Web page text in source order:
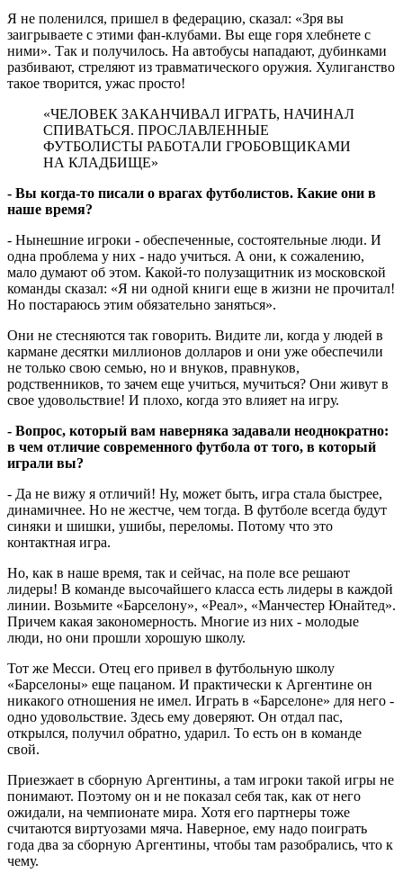
Я не поленился, пришел в федерацию, сказал: «Зря вы
заигрываете с этими фан-клубами. Вы еще горя хлебнете с
ними». Так и получилось. На автобусы нападают, дубинками
разбивают, стреляют из травматического оружия. Хулиганство
такое творится, ужас просто!
«ЧЕЛОВЕК ЗАКАНЧИВАЛ ИГРАТЬ, НАЧИНАЛ
СПИВАТЬСЯ. ПРОСЛАВЛЕННЫЕ
ФУТБОЛИСТЫ РАБОТАЛИ ГРОБОВЩИКАМИ
НА КЛАДБИЩЕ»
- Вы когда-то писали о врагах футболистов. Какие они в
наше время?
- Нынешние игроки - обеспеченные, состоятельные люди. И
одна проблема у них - надо учиться. А они, к сожалению,
мало думают об этом. Какой-то полузащитник из московской
команды сказал: «Я ни одной книги еще в жизни не прочитал!
Но постараюсь этим обязательно заняться».
Они не стесняются так говорить. Видите ли, когда у людей в
кармане десятки миллионов долларов и они уже обеспечили
не только свою семью, но и внуков, правнуков,
родственников, то зачем еще учиться, мучиться? Они живут в
свое удовольствие! И плохо, когда это влияет на игру.
- Вопрос, который вам наверняка задавали неоднократно:
в чем отличие современного футбола от того, в который
играли вы?
- Да не вижу я отличий! Ну, может быть, игра стала быстрее,
динамичнее. Но не жестче, чем тогда. В футболе всегда будут
синяки и шишки, ушибы, переломы. Потому что это
контактная игра.
Но, как в наше время, так и сейчас, на поле все решают
лидеры! В команде высочайшего класса есть лидеры в каждой
линии. Возьмите «Барселону», «Реал», «Манчестер Юнайтед».
Причем какая закономерность. Многие из них - молодые
люди, но они прошли хорошую школу.
Тот же Месси. Отец его привел в футбольную школу
«Барселоны» еще пацаном. И практически к Аргентине он
никакого отношения не имел. Играть в «Барселоне» для него -
одно удовольствие. Здесь ему доверяют. Он отдал пас,
открылся, получил обратно, ударил. То есть он в команде
свой.
Приезжает в сборную Аргентины, а там игроки такой игры не
понимают. Поэтому он и не показал себя так, как от него
ожидали, на чемпионате мира. Хотя его партнеры тоже
считаются виртуозами мяча. Наверное, ему надо поиграть
года два за сборную Аргентины, чтобы там разобрались, что к
чему.